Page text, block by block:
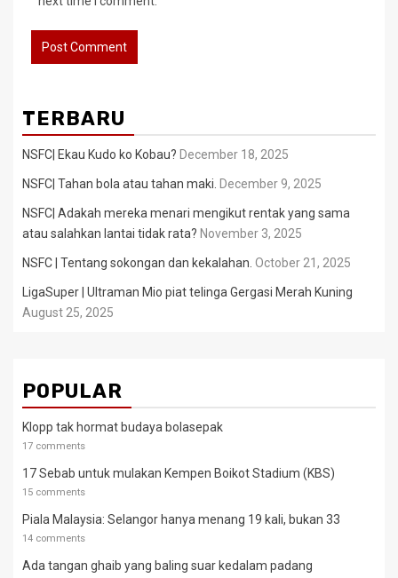
TERBARU
NSFC| Ekau Kudo ko Kobau? December 18, 2025
NSFC| Tahan bola atau tahan maki. December 9, 2025
NSFC| Adakah mereka menari mengikut rentak yang sama
atau salahkan lantai tidak rata? November 3, 2025
NSFC | Tentang sokongan dan kekalahan. October 21, 2025
LigaSuper | Ultraman Mio piat telinga Gergasi Merah Kuning
August 25, 2025
POPULAR
Klopp tak hormat budaya bolasepak
17 comments
17 Sebab untuk mulakan Kempen Boikot Stadium (KBS)
15 comments
Piala Malaysia: Selangor hanya menang 19 kali, bukan 33
14 comments
Ada tangan ghaib yang baling suar kedalam padang